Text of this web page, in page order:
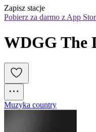
Zapisz stacje
Pobierz za darmo z App
WDGG The
Muzyka country